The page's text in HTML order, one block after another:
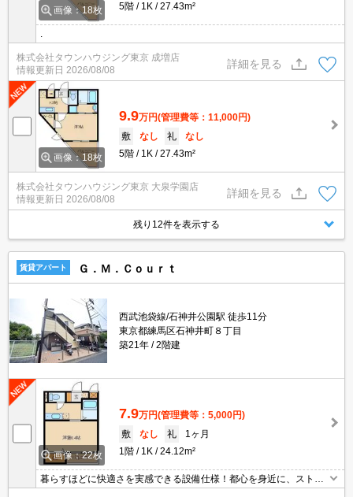
画像：18枚
5階
1K 27.43m²
株式会社タウンハウジング東京 成増店
情報更新日 2026/08/08
詳細を見る
画像：18枚
9.9万円(管理費等：11,000円)
敷
なし 礼
なし
5階
1K 27.43m²
株式会社タウンハウジング東京 大泉学園店
情報更新日 2026/08/08
詳細を見る
残り12件を表示する
賃貸アパート Ｇ．Ｍ．Ｃｏｕｒｔ
西武池袋線/石神井公園駅 徒歩11分
東京都練馬区石神井町８丁目
築21年
2階建
画像：22枚
7.9万円(管理費等：5,000円)
敷
なし 礼
1ヶ月
1階
1K 24.12m²
暮らすほどに快適さを実感できる設備仕様！都心を身近に、ストレ
スフリーな暮らしを楽しむ！住むほどに愛着が深まる暮らしやすい